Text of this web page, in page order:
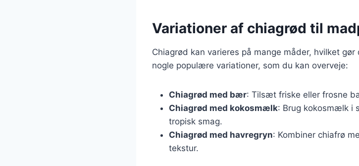
Variationer af chiagrød til
Chiagrød kan varieres på mange måder, hvilket
nogle populære variationer, som du kan overveje:
Chiagrød med bær: Tilsæt friske eller frosne
Chiagrød med kokosmælk: Brug kokosmælk i
tropisk smag.
Chiagrød med havregryn: Kombiner chiafrø
tekstur.